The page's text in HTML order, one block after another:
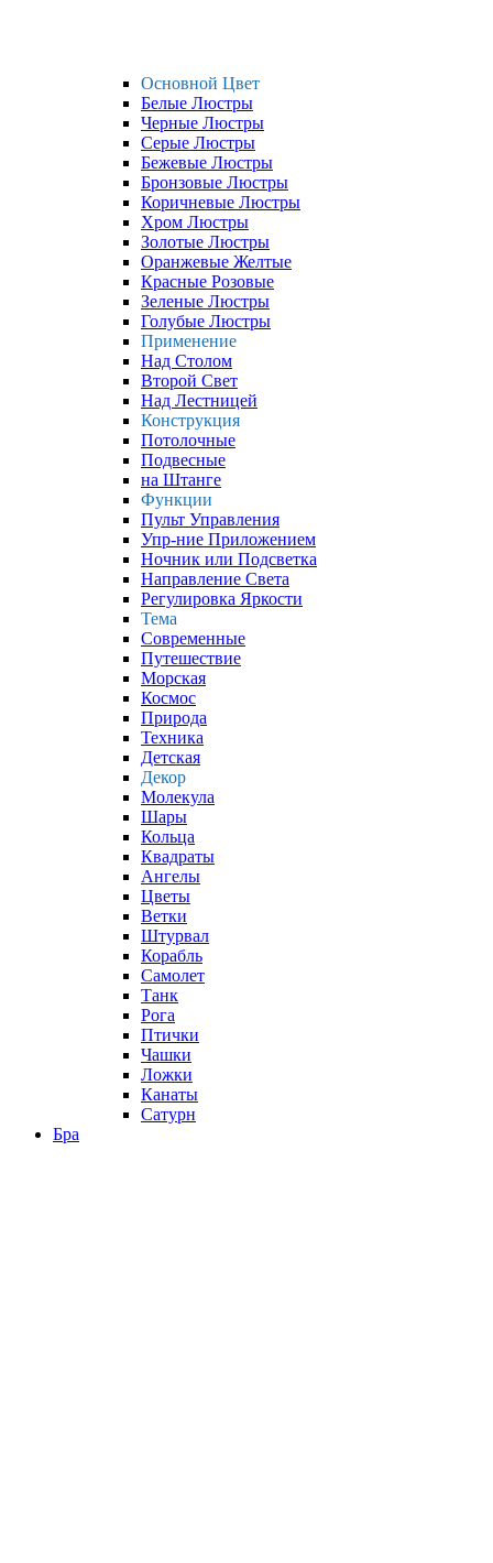
Основной Цвет
Белые Люстры
Черные Люстры
Серые Люстры
Бежевые Люстры
Бронзовые Люстры
Коричневые Люстры
Хром Люстры
Золотые Люстры
Оранжевые Желтые
Красные Розовые
Зеленые Люстры
Голубые Люстры
Применение
Над Столом
Второй Свет
Над Лестницей
Конструкция
Потолочные
Подвесные
на Штанге
Функции
Пульт Управления
Упр-ние Приложением
Ночник или Подсветка
Направление Света
Регулировка Яркости
Тема
Современные
Путешествие
Морская
Космос
Природа
Техника
Детская
Декор
Молекула
Шары
Кольца
Квадраты
Ангелы
Цветы
Ветки
Штурвал
Корабль
Самолет
Танк
Рога
Птички
Чашки
Ложки
Канаты
Сатурн
Бра